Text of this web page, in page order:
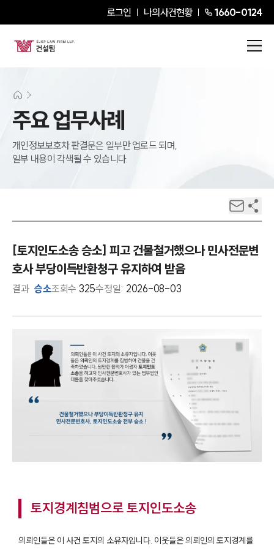
로그인 나의사건현황 1660-0124
주요 업무사례
개인정보보호차 판결문은 일부만 업로드 되며,
일부 내용이 각색될 수 있습니다.
[토지인도소송 승소] 피고 건물철거했으나 민사전문변
호사 부당이득반환청구 유지하여 받음
결과 승소조회수 325수정일: 2026-08-03
토지경계침범으로 토지인도소송
의뢰인들은 이 사건 토지의 소유자입니다. 이웃들은 의뢰인의 토지경계를